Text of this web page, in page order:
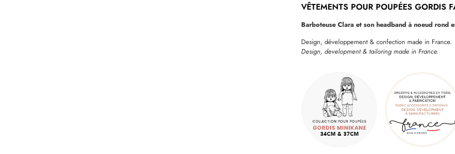
VÊTEMENTS POUR POUPÉES GORDIS
Barboteuse Clara et son headband à noeud rond
Design, développement & confection made in France.
Design, development & tailoring made in France.